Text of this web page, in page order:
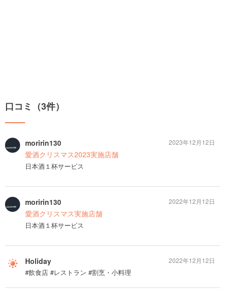
口コミ（3件）
moririn130
愛酒クリスマス2023実施店舗
日本酒１杯サービス
2023年12月12日
moririn130
愛酒クリスマス実施店舗
日本酒１杯サービス
2022年12月12日
Holiday
#飲食店 #レストラン #割烹・小料理
2022年12月12日